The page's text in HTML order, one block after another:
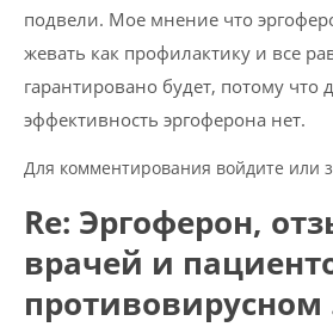
подвели. Мое мнение что
жевать как профилактику и все
гарантировано будет, потому что
эффективность эргоферона нет.
Для комментирования войдите или
Re: Эргоферон,
врачей и
противовирусном